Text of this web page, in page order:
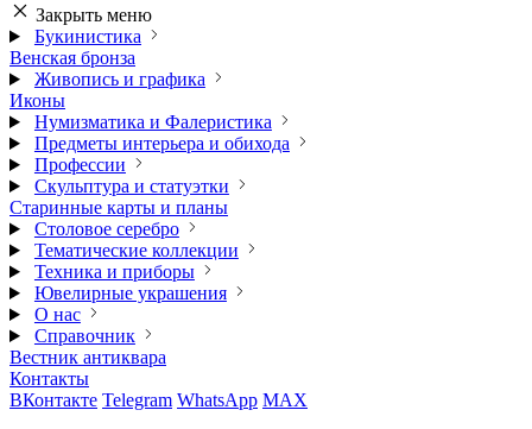
Закрыть меню
Букинистика
Венская бронза
Живопись и графика
Иконы
Нумизматика и Фалеристика
Предметы интерьера и обихода
Профессии
Скульптура и статуэтки
Старинные карты и планы
Столовое серебро
Тематические коллекции
Техника и приборы
Ювелирные украшения
О нас
Справочник
Вестник антиквара
Контакты
ВКонтакте Telegram WhatsApp MAX